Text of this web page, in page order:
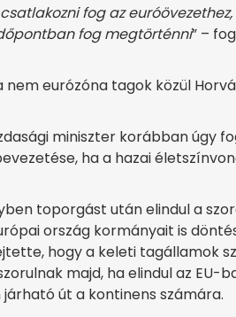
fog az
fog megtörténni” –
nem eurózóna tagok közül
miniszter korábban úgy
ha a hazai
toporgást után elindul a
ország kormányait is
hogy a keleti tagállamok
majd, ha elindul az EU-
út a kontinens számára.